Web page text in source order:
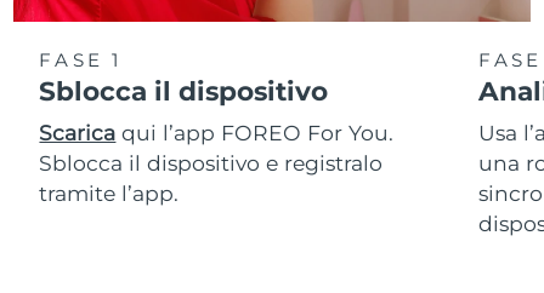
FASE 1
Sblocca il dispositivo
Scarica qui l’app FOREO For You.
Sblocca il dispositivo e registralo
tramite l’app.
Usa
una